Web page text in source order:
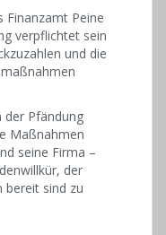
Finanzamt Peine
verpflichtet sein
und die
der Pfändung
Maßnahmen
seine Firma –
der
bereit sind zu